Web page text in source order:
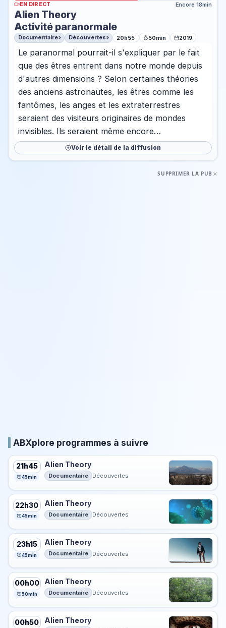
EN DIRECT Encore 18min
Alien Theory
Activité paranormale
Documentaire Découvertes 20h55 50min 2019
Le paranormal pourrait-il s'expliquer par le fait
que des êtres entrent dans notre monde depuis
d'autres dimensions ? Selon certaines théories
des anciens astronautes, les êtres comme les
fantômes, les anges et les extraterrestres
seraient des visiteurs originaires de mondes
invisibles. Ils seraient même encore…
Voir le détail de la diffusion
SUPPRIMER LA PUB
ABXplore programmes à suivre
21h45
45min
Alien Theory
Documentaire Découvertes
22h30
45min
Alien Theory
Documentaire Découvertes
23h15
45min
Alien Theory
Documentaire Découvertes
00h00
50min
Alien Theory
Documentaire Découvertes
00h50 Alien Theory